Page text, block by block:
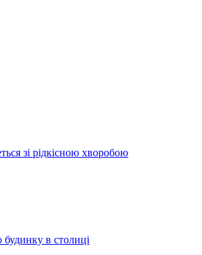
зі рідкісною хворобою
в столиці